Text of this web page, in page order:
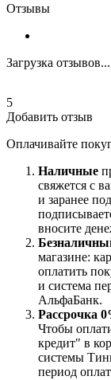
Отзывы
Загрузка отзывов...
5
Добавить отзыв
Оплачивайте
Наличные
свяжется с
и заранее
вносите
магазине:
оплатить
и система
АльфаБанк.
Рассрочка
Чтобы
кредит" в
системы
период